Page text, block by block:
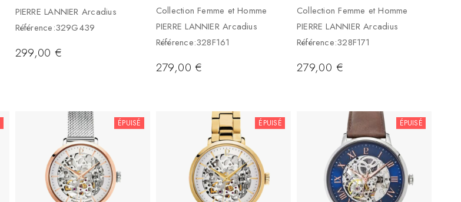
PIERRE LANNIER Arcadius
Référence:329G439
299,00€
Collection Femme et Homme
PIERRE LANNIER Arcadius
Référence:328F161
279,00€
Collection Femme et Homme
PIERRE LANNIER Arcadius
Référence:328F171
279,00 €
ÉPUISÉ ÉPUISÉ ÉPUISÉ